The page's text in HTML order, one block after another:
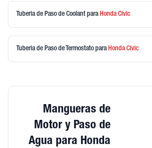
Tuberia de Paso de Coolant para HondaCivic
Tuberia de Paso de Termostato para HondaCivic
Mangueras de
Motor y Paso de
Agua para Honda